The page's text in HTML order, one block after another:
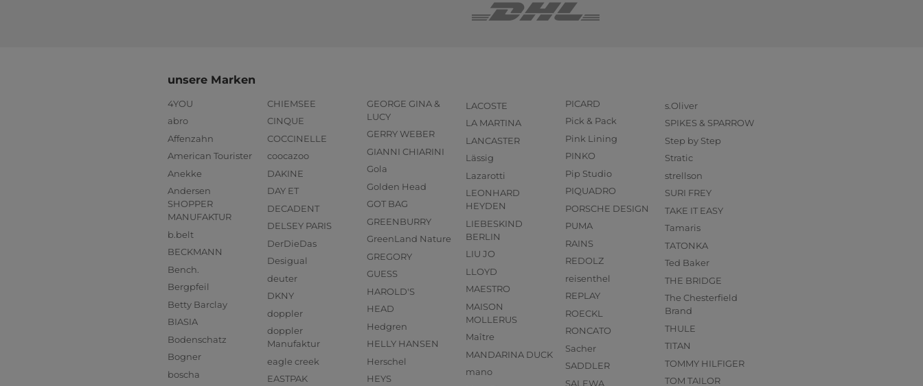
unsere Marken
4YOU
abro
Affenzahn
American Tourister
Anekke
Andersen
SHOPPER
MANUFAKTUR
b.belt
BECKMANN
Bench.
Bergpfeil
Betty Barclay
BIASIA
Bodenschatz
Bogner
boscha
CHIEMSEE
CINQUE
COCCINELLE
coocazoo
DAKINE
DAY ET
DECADENT
DELSEY PARIS
DerDieDas
Desigual
deuter
DKNY
doppler
doppler
Manufaktur
eagle creek
EASTPAK
GEORGE GINA &
LUCY
GERRY WEBER
GIANNI CHIARINI
Gola
Golden Head
GOT BAG
GREENBURRY
GreenLand Nature
GREGORY
GUESS
HAROLD'S
HEAD
Hedgren
HELLY HANSEN
Herschel
HEYS
LACOSTE
LA MARTINA
LANCASTER
Lässig
Lazarotti
LEONHARD
HEYDEN
LIEBESKIND
BERLIN
LIU JO
LLOYD
MAESTRO
MAISON
MOLLERUS
Maître
MANDARINA DUCK
mano
PICARD
Pick & Pack
Pink Lining
PINKO
Pip Studio
PIQUADRO
PORSCHE DESIGN
PUMA
RAINS
REDOLZ
reisenthel
REPLAY
ROECKL
RONCATO
Sacher
SADDLER
SALEWA
s.Oliver
SPIKES & SPARROW
Step by Step
Stratic
strellson
SURI FREY
TAKE IT EASY
Tamaris
TATONKA
Ted Baker
THE BRIDGE
The Chesterfield
Brand
THULE
TITAN
TOMMY HILFIGER
TOM TAILOR